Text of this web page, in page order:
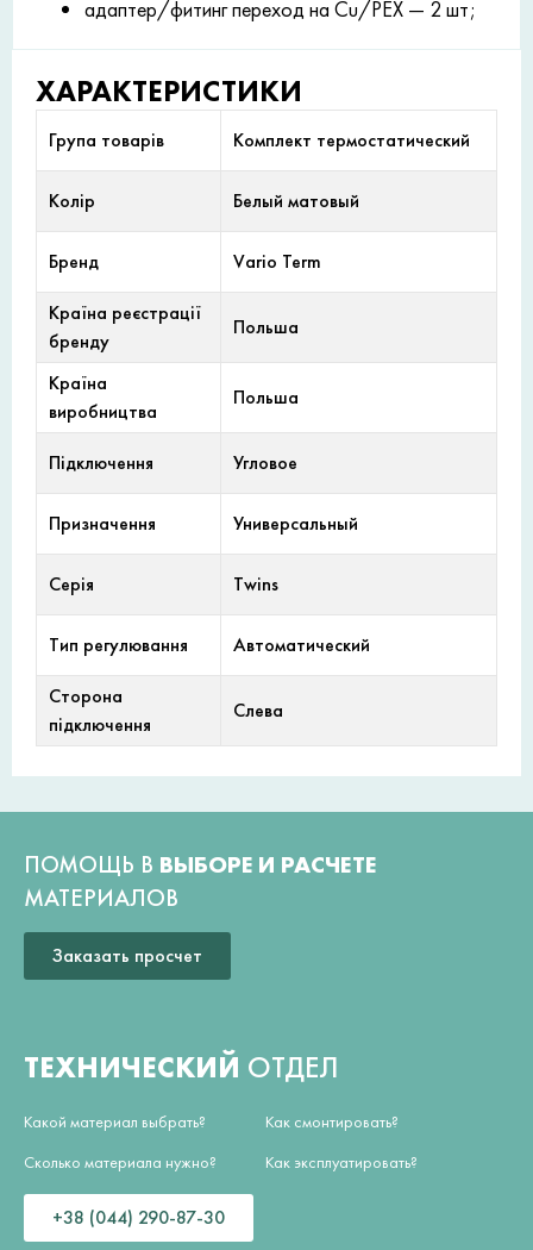
адаптер/фитинг переход на Cu/PEX — 2 шт;
ХАРАКТЕРИСТИКИ
Група товарів Комплект термостатический
Колір Белый матовый
Бренд Vario Term
Країна реєстрації
бренду
Польша
Країна
виробництва
Польша
Підключення Угловое
Призначення Универсальный
Серія Twins
Тип регулювання Автоматический
Сторона
підключення
Слева
ПОМОЩЬ В ВЫБОРЕ И РАСЧЕТЕ
МАТЕРИАЛОВ
Заказать просчет
ТЕХНИЧЕСКИЙ ОТДЕЛ
Какой материал выбрать?
Сколько материала нужно?
Как смонтировать?
Как эксплуатировать?
+38 (044) 290-87-30